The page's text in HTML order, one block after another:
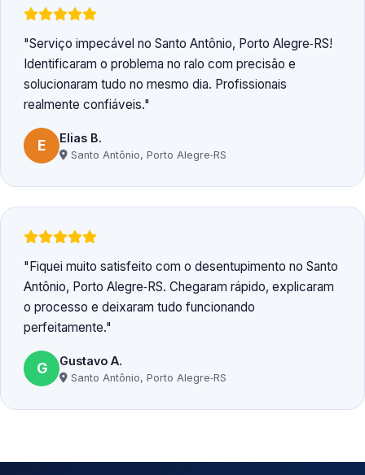
Serviço impecável no Santo Antônio, Porto Alegre‑RS!
Identificaram o problema no ralo com precisão e
solucionaram tudo no mesmo dia. Profissionais
realmente confiáveis.
E Elias B.
Santo Antônio, Porto Alegre‑RS
Fiquei muito satisfeito com o desentupimento no Santo
Antônio, Porto Alegre‑RS. Chegaram rápido, explicaram
o processo e deixaram tudo funcionando
perfeitamente.
G Gustavo A.
Santo Antônio, Porto Alegre‑RS